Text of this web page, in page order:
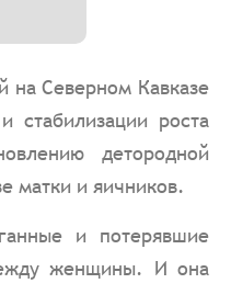
на Северном Кавказе
стабилизации роста
детородной
матки и яичников.
и потерявшие
женщины. И она